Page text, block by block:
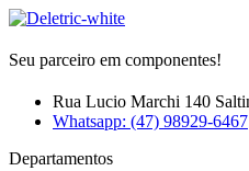
Seu parceiro em componentes!
Rua Lucio Marchi 140
Whatsapp: (47) 98929-6467
Departamentos